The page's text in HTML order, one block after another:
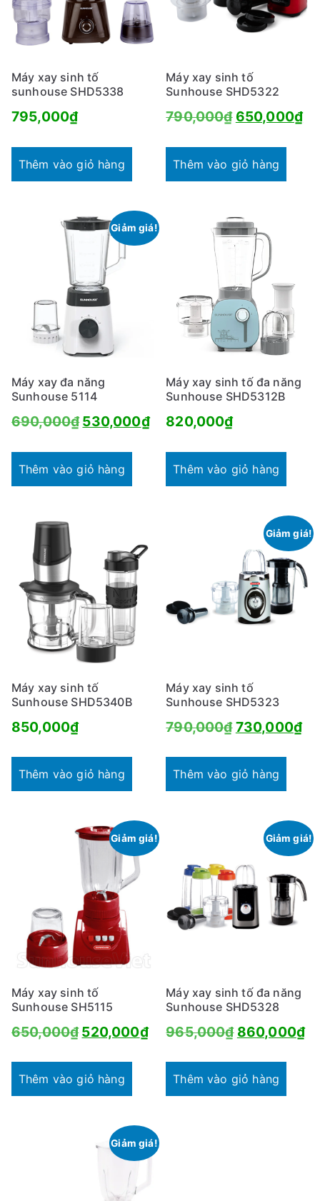
Máy xay sinh tố
sunhouse SHD5338
795,000₫
Thêm vào giỏ hàng
Máy xay sinh tố
Sunhouse SHD5322
790,000₫ Giá
là:
650,000₫
Thêm vào giỏ hàng
Giảm giá!
Máy xay đa năng
Sunhouse 5114
690,000₫Giá
là:
530,000₫Giá
Thêm vào giỏ hàng
Máy xay sinh tố đa năng
Sunhouse SHD5312B
820,000₫
Thêm vào giỏ hàng
Máy xay sinh tố
Sunhouse SHD5340B
850,000₫
Thêm vào giỏ hàng
Giảm giá!
Máy xay sinh tố
Sunhouse SHD5323
790,000₫Giá
là:
730,000₫
Thêm vào giỏ hàng
Giảm giá!
Máy xay sinh tố
Sunhouse SH5115
650,000₫Giá
là:
520,000₫Giá
520,000₫.
Thêm vào giỏ hàng
Giảm giá!
Máy xay sinh tố đa năng
Sunhouse SHD5328
965,000₫ Giá
là:
860,000₫
Thêm vào giỏ hàng
Giảm giá!